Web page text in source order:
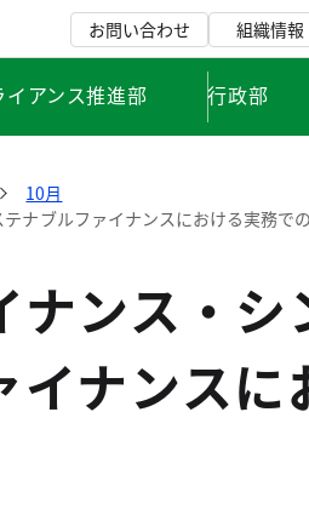
お問い合わせ 組織情報
イアンス推進部 行政部
10月
ナブルファイナンスにおける実務での
ナンス・
イナンス